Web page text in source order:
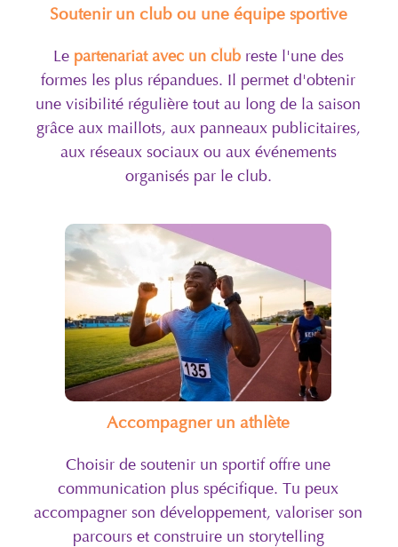
Soutenir un club ou une équipe sportive
Le partenariat avec un clubreste l'une des
formes les plus répandues. Il permet d'obtenir
une visibilité régulière tout au long de la saison
grâce aux maillots, aux panneaux publicitaires,
aux réseaux sociaux ou aux événements
organisés par le club.
Accompagner un athlète
Choisir de soutenir un sportif offre une
communication plus spécifique. Tu peux
accompagner son développement, valoriser son
parcours et construire un storytelling